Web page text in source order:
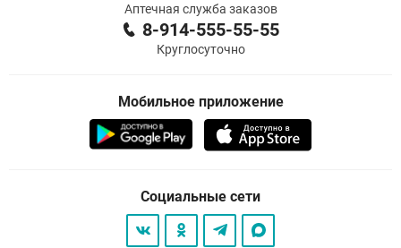
Аптечная служба заказов
8-914-555-55-55
Круглосуточно
Мобильное приложение
Социальные сети